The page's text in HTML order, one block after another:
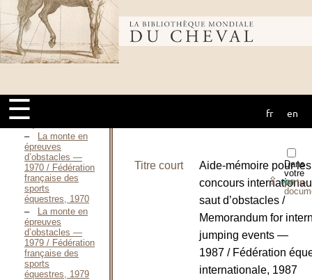
Bibliothèque
mondiale du
cheval
☰ fr en
Visions
of show
jumping / FURTH
Elizabeth, 1993
La monte en
française des
sports
La monte en
épreuves
d’obstacles —
1970 / Fédération
française des
sports
équestres, 1970
La monte en
épreuves
d’obstacles —
1979 / Fédération
française des
sports
équestres, 1979
Dans
votre
porte-
⇪PDF
Titre court
Aide-mémoire pour les
concours
saut d’obstacles /
Memorandum for
jumping events —
1987 / Fédération
internationale, 1987